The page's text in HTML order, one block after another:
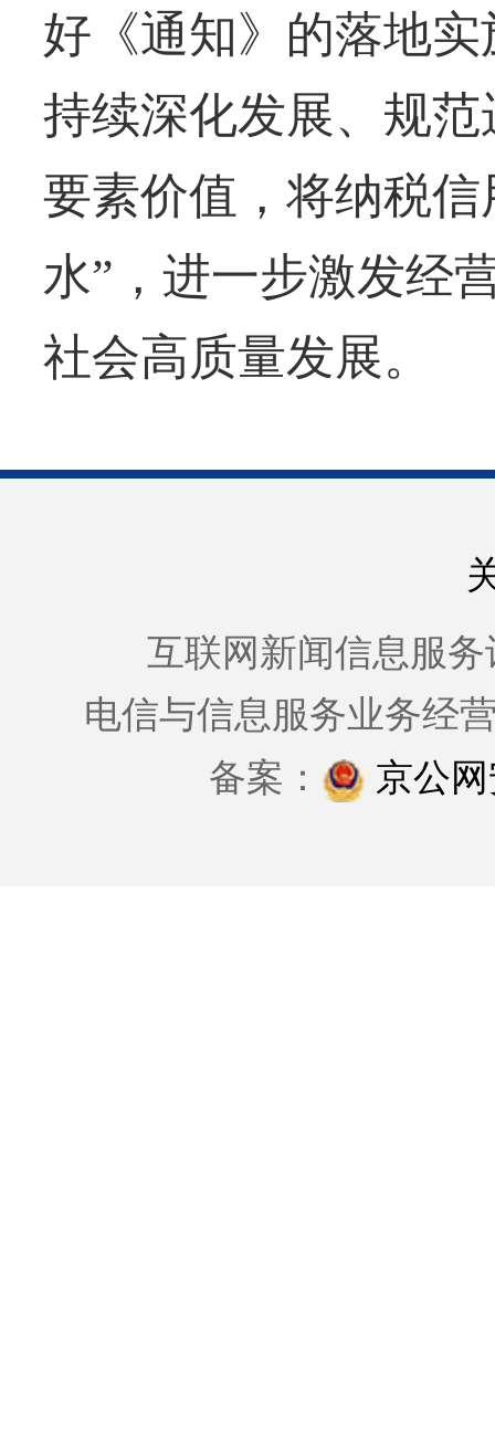
好《通知》的落地
持续深化发展、规
要素价值，将纳税
水”，进一步激发经
社会高质量发展。
互联网新闻信息服务
电信与信息服务业务经
备案：
京公网